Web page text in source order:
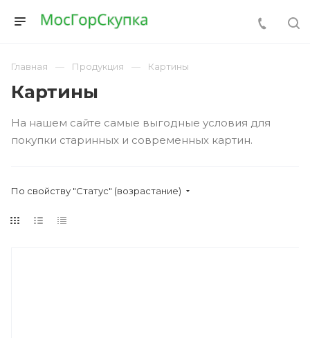
Главная Продукция Картины
Картины
На нашем сайте самые выгодные условия для
покупки старинных и современных картин.
По свойству "Статус" (возрастание)